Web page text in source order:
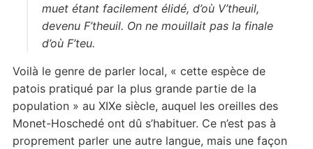
muet étant facilement élidé, d’où V’theuil,
devenu F’theuil. On ne mouillait pas la finale
d’où F’teu.
Voilà le genre de parler local, « cette espèce de
patois pratiqué par la plus grande partie de la
population » au XIXe siècle, auquel les oreilles des
Monet-Hoschedé ont dû s’habituer. Ce n’est pas à
proprement parler une autre langue, mais une façon